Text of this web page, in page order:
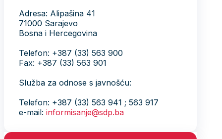
Adresa: Alipašina 41
71000 Sarajevo
Bosna i Hercegovina
Telefon: +387 (33) 563 900
Fax: +387 (33) 563 901
Služba za odnose s javnošću:
Telefon: +387 (33) 563 941 ; 563 917
e-mail: informisanje@sdp.ba